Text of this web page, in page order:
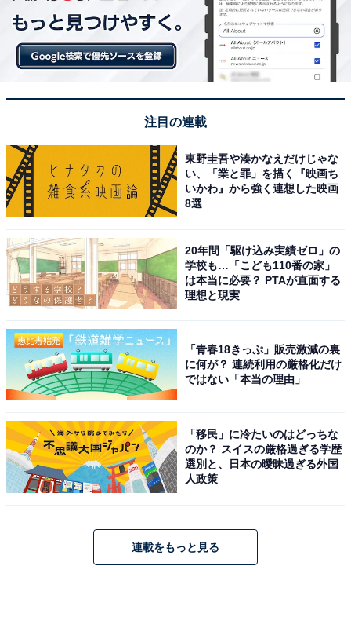
1位は、同じく柔道の阿部詩選手でした。
詩選手は、2位に選ばれた一二三選手の妹。東京五輪で
たパリ五輪では2回戦で敗れてしまいました。まさかの
も、多くのファンの心を揺らしました。回答者から挙が
った理由は、次のような内容でした。
め」（60代男性／大阪府）
「可愛かったし本当に本当に悔しくてあの号泣だと思う
とあれ程頑張れた事があって羨ましかった」（40代女性
／東京都）
「泣き崩れる姿はドラマチックでした」（50代女性／和
歌山県）
「金メダルを獲ると思っていたけど、負けてしまったの
がびっくりしたから」（20代女性／神奈川県）
※回答者のコメントは原文ママです
注目の連載
東野圭吾や湊かなえだけじゃな
い、「業と罪」を描く『映画ち
いかわ』から強く連想した映画
8選
20年間「駆け込み実績ゼロ」の
学校も…「こども110番の家」
は本当に必要？ PTAが直面する
理想と現実
「青春18きっぷ」販売激減の裏
に何が？ 連続利用の厳格化だけ
ではない「本当の理由」
「移民」に冷たいのはどっちな
のか？ スイスの厳格過ぎる学歴
選別と、日本の曖昧過ぎる外国
人政策
連載をもっと見る